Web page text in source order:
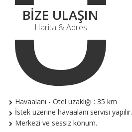
BIZE ULAŞIN
Harita & Adres
Havaalanı - Otel uzaklığı : 35 km
İstek üzerine havaalanı servisi yapılır.
Merkezi ve sessiz konum.